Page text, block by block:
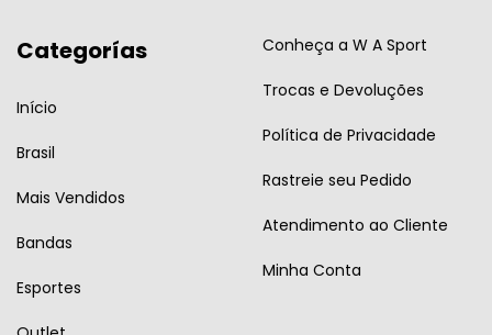
Categorías
Início
Brasil
Mais Vendidos
Bandas
Esportes
Conheça a W A Sport
Trocas e Devoluções
Política de Privacidade
Rastreie seu Pedido
Atendimento ao Cliente
Minha Conta